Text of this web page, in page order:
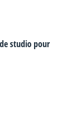
studio pour